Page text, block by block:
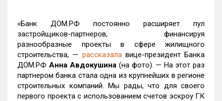
«Банк ДОМ.РФ постоянно расширяет пул
застройщиков-партнеров, финансируя
разнообразные проекты в сфере жилищного
строительства, — рассказалавице-президент Банка
ДОМ.РФ Анна Авдокушина(на фото). — На этот раз
партнером банка стала одна из крупнейших в регионе
строительных компаний. Мы рады, что для своего
первого проекта с использованием счетов эскроу ГК